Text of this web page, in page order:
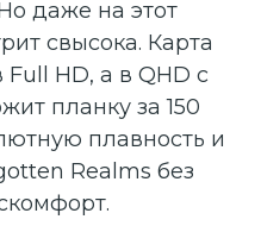
даже на этот
свысока. Карта
HD, а в QHD с
планку за 150
плавность и
Realms без